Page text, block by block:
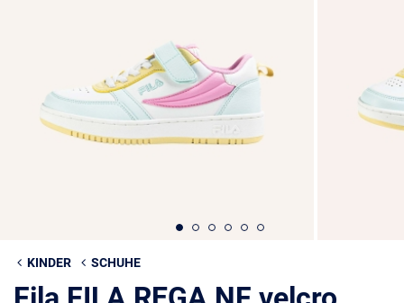
KINDER SCHUHE